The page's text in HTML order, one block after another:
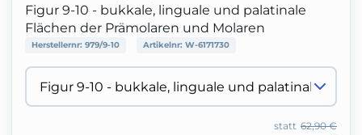
Figur 9-10 - bukkale, linguale und palatinale
Flächen der Prämolaren und Molaren
Herstellernr: 979/9-10 Artikelnr: W-6171730
62,90 €
statt